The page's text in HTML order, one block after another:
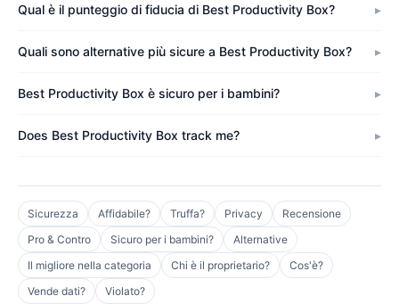
Qual è il punteggio di fiducia di Best Productivity Box?
Quali sono alternative più sicure a Best Productivity Box?
Best Productivity Box è sicuro per i bambini?
Does Best Productivity Box track me?
Sicurezza Affidabile? Truffa? Privacy
Recensione
Pro & Contro
Sicuro per i bambini?
Alternative
Il migliore nella categoria
Chi è il proprietario?
Cos'è?
Vende dati?
Violato?